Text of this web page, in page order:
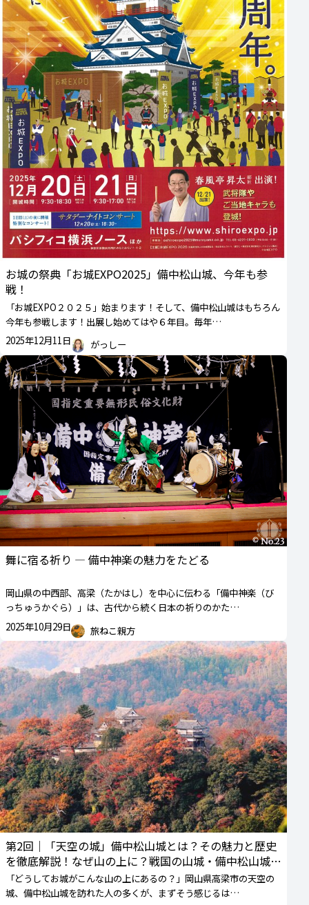
お城の祭典「お城EXPO2025」備中松山城、今年も参
戦！
「お城EXPO２０２５」始まります！そして、備中松山城はもちろん
今年も参戦します！出展し始めてはや６年目。毎年…
2025年12月11日
がっしー
舞に宿る祈り ― 備中神楽の魅力をたどる
岡山県の中西部、高梁（たかはし）を中心に伝わる「備中神楽（び
っちゅうかぐら）」は、古代から続く日本の祈りのかた…
2025年10月29日
旅ねこ親方
第2回｜「天空の城」備中松山城とは？その魅力と歴史
を徹底解説！なぜ山の上に？戦国の山城・備中松山城の
起源に迫る
「どうしてお城がこんな山の上にあるの？」岡山県高梁市の天空の
城、備中松山城を訪れた人の多くが、まずそう感じるは…